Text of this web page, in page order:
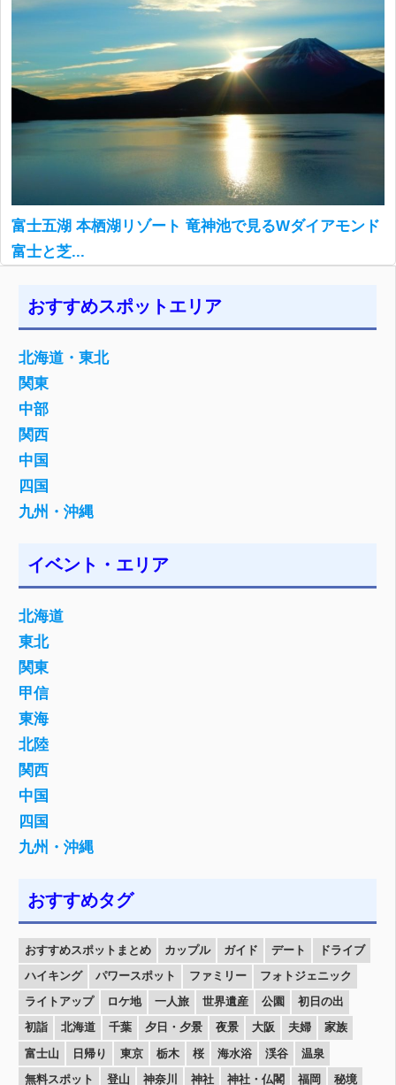
富士五湖 本栖湖リゾート 竜神池で見るWダイアモンド
富士と芝...
おすすめスポットエリア
北海道・東北
関東
中部
関西
中国
四国
九州・沖縄
イベント・エリア
北海道
東北
関東
甲信
東海
北陸
関西
中国
四国
九州・沖縄
おすすめタグ
おすすめスポットまとめ カップル ガイド デート
ドライブ
ハイキング
パワースポット ファミリー
フォトジェニック
ライトアップ
ロケ地 一人旅 世界遺産 公園
初日の出
初詣
北海道 千葉 夕日・夕景 夜景 大阪 夫婦
家族
富士山
日帰り 東京 栃木 桜 海水浴 渓谷
温泉
無料スポット
登山 神奈川 神社 神社・仏閣 福岡 秘境